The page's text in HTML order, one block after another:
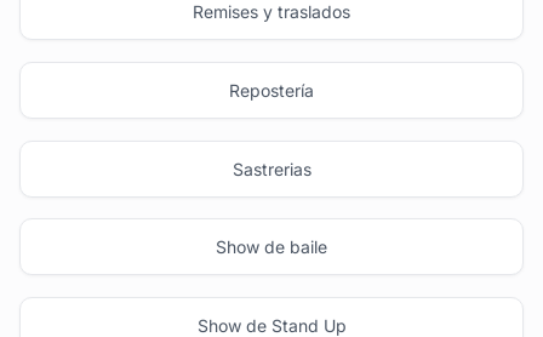
Remises y traslados
Repostería
Sastrerias
Show de baile
Show de Stand Up